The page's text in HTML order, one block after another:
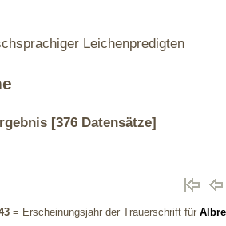
Leichenpredigten
[376 Datensätze]
= Erscheinungsjahr der Trauerschrift für